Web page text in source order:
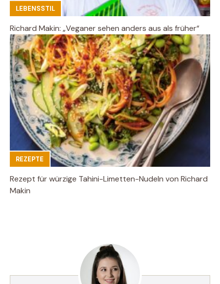
LEBENSSTIL
Richard Makin: „Veganer sehen anders aus als früher“
REZEPTE
Rezept für würzige Tahini-Limetten-Nudeln von Richard
Makin